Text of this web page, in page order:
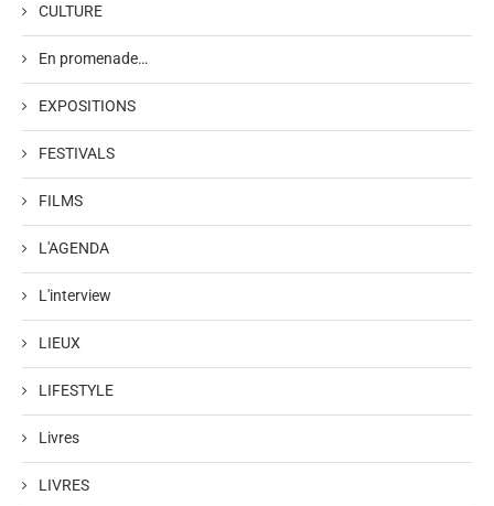
CULTURE
En promenade…
EXPOSITIONS
FESTIVALS
FILMS
L'AGENDA
L'interview
LIEUX
LIFESTYLE
Livres
LIVRES